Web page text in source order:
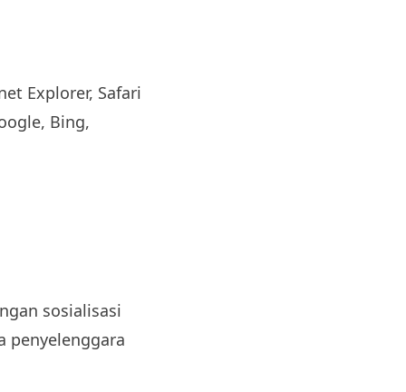
Explorer, Safari
Bing,
sosialisasi
penyelenggara